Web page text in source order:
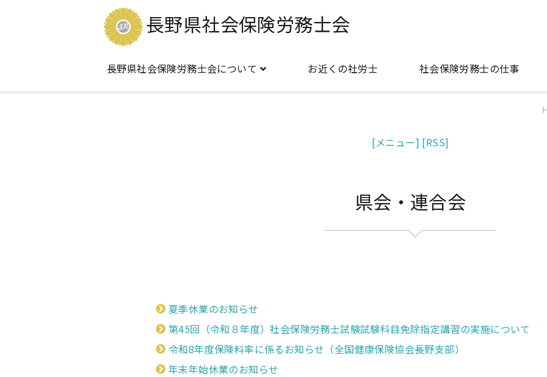
長野県社会保険労務士会
長野県社会保険労務士会について お近くの社労士 社会保険労務士の仕事
[メニュー] [RSS]
県会・連合会
夏季休業のお知らせ
第45回（令和８年度）社会保険労務士試験試験科目免除指定講習の実施について
令和8年度保険料率に係るお知らせ（全国健康保険協会長野支部）
年末年始休業のお知らせ